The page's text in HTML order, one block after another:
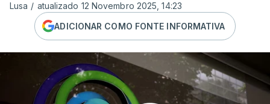
Lusa / atualizado 12 Novembro 2025, 14:23
ADICIONAR COMO FONTE INFORMATIVA